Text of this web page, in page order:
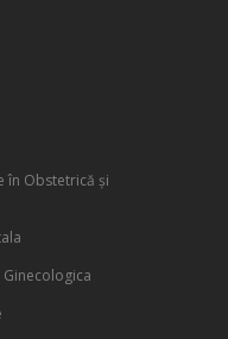
în Obstetrică și